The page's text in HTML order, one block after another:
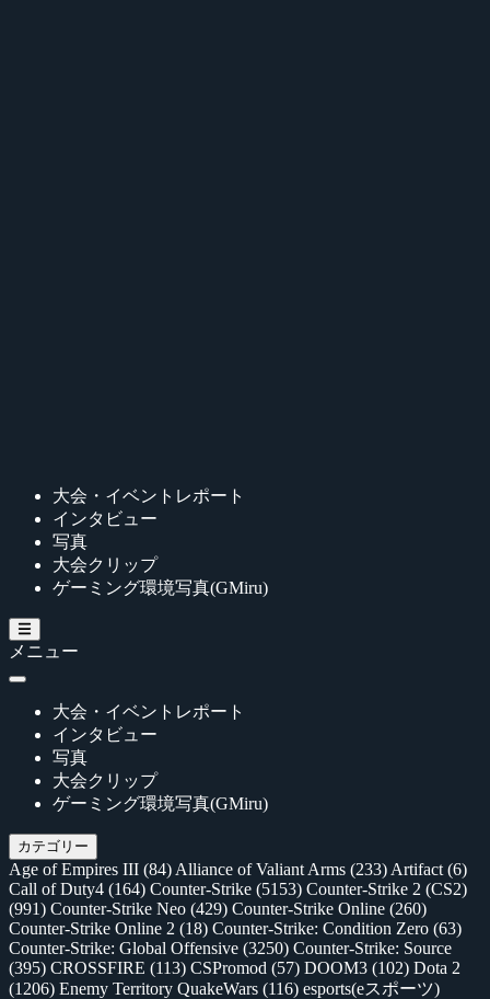
大会・イベントレポート
インタビュー
写真
大会クリップ
ゲーミング環境写真(GMiru)
メニュー
大会・イベントレポート
インタビュー
写真
大会クリップ
ゲーミング環境写真(GMiru)
カテゴリー
Age of Empires III (84) Alliance of Valiant Arms (233) Artifact (6)
Call of Duty4 (164) Counter-Strike (5153) Counter-Strike 2 (CS2)
(991) Counter-Strike Neo (429) Counter-Strike Online (260)
Counter-Strike Online 2 (18) Counter-Strike: Condition Zero (63)
Counter-Strike: Global Offensive (3250) Counter-Strike: Source
(395) CROSSFIRE (113) CSPromod (57) DOOM3 (102) Dota 2
(1206) Enemy Territory QuakeWars (116) esports(eスポーツ)